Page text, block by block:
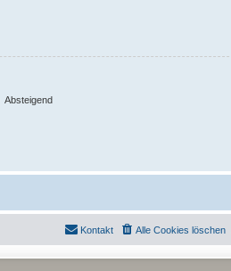
Absteigend
Alle Cookies löschen
Kontakt